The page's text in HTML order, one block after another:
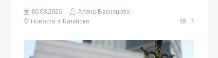
06.08.2026
Алена Васнецова
Новости в Батайске
7